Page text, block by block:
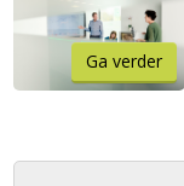
Ga verder